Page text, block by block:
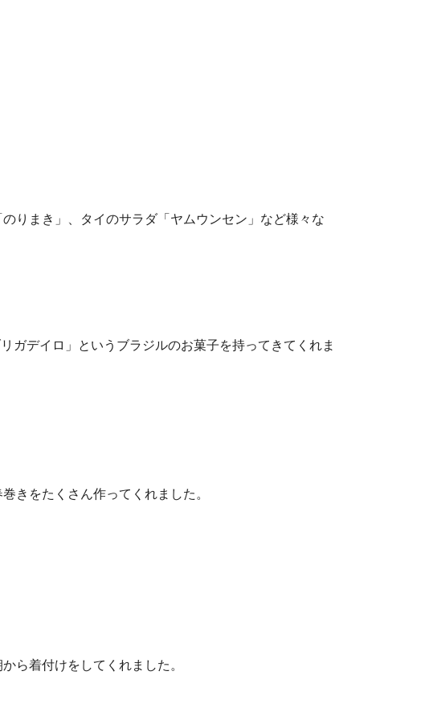
りまき」、タイのサラダ「ヤムウンセン」など様々な
ガデイロ」というブラジルのお菓子を持ってきてくれま
きをたくさん作ってくれました。
ら着付けをしてくれました。